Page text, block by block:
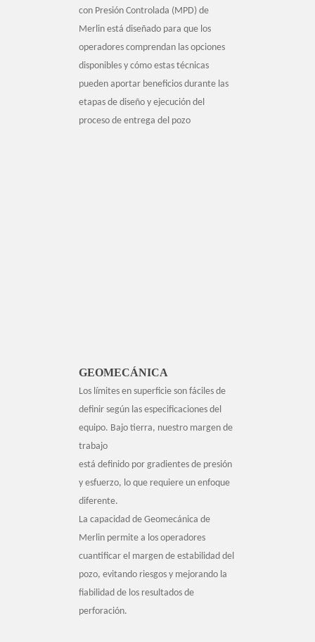
con Presión Controlada (MPD) de
Merlin está diseñado para que los
operadores comprendan las opciones
disponibles y cómo estas técnicas
pueden aportar beneficios durante las
etapas de diseño y ejecución del
proceso de entrega del pozo
GEOMECÁNICA
Los límites en superficie son fáciles de
definir según las especificaciones del
equipo. Bajo tierra, nuestro margen de
trabajo
está definido por gradientes de presión
y esfuerzo, lo que requiere un enfoque
diferente.
La capacidad de Geomecánica de
Merlin permite a los operadores
cuantificar el margen de estabilidad del
pozo, evitando riesgos y mejorando la
fiabilidad de los resultados de
perforación.